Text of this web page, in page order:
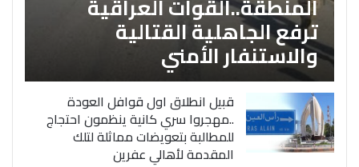
ترفع الجاهلية القتالية
والاستنفار الأمني
قبيل انطلاق اول قوافل العودة
..مهجروا سري كانية ينظمون احتجاج
للمطالبة بتعويضات مماثلة لتلك
المقدمة لأهالي عفرين